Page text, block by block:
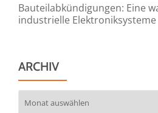
Bauteilabkündigungen: Eine
industrielle Elektroniksysteme
ARCHIV